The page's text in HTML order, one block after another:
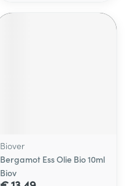
Biover
Bergamot Ess Olie Bio 10ml
Biov